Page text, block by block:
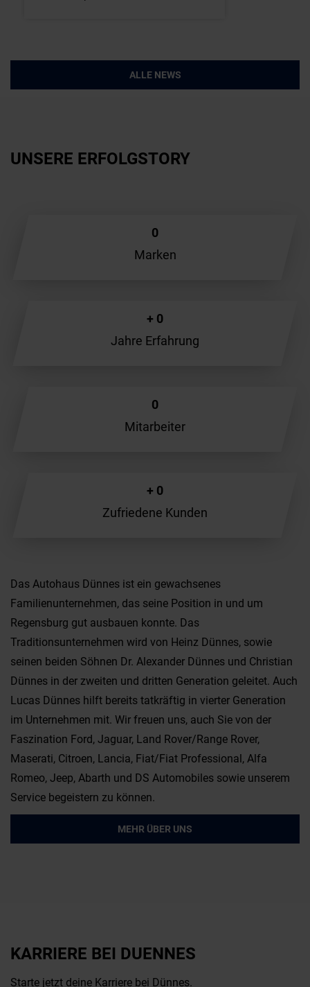
ALLE NEWS
UNSERE ERFOLGSTORY
0
Marken
+ 0
Jahre Erfahrung
0
Mitarbeiter
+ 0
Zufriedene Kunden
Das Autohaus Dünnes ist ein gewachsenes
Familienunternehmen, das seine Position in und um
Regensburg gut ausbauen konnte. Das
Traditionsunternehmen wird von Heinz Dünnes, sowie
seinen beiden Söhnen Dr. Alexander Dünnes und Christian
Dünnes in der zweiten und dritten Generation geleitet. Auch
Lucas Dünnes hilft bereits tatkräftig in vierter Generation
im Unternehmen mit. Wir freuen uns, auch Sie von der
Faszination Ford, Jaguar, Land Rover/Range Rover,
Maserati, Citroen, Lancia, Fiat/Fiat Professional, Alfa
Romeo, Jeep, Abarth und DS Automobiles sowie unserem
Service begeistern zu können.
MEHR ÜBER UNS
KARRIERE BEI DUENNES
Starte jetzt deine Karriere bei Dünnes.